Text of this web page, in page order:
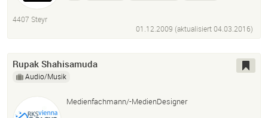
Dvd
Schnitt Authoring Vfx
Visuelle Effekte
Sfx
Soundeffekt
4407 Steyr
01.12.2009 (aktualisiert04.03.2016)
Rupak Shahisamuda
Audio/Musik
Medienfachmann/-MedienDesigner